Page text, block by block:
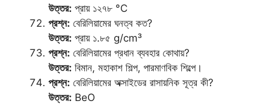
উত্তর: প্রায় ১২৭৮ °C
প্রশ্ন: বেরিলিয়ামের ঘনত্ব কত?
উত্তর: প্রায় ১.৮৫ g/cm³
প্রশ্ন: বেরিলিয়ামের প্রধান ব্যবহার কোথায়?
উত্তর: বিমান, মহাকাশ শিল্প, পারমাণবিক শিল্পে।
প্রশ্ন: বেরিলিয়ামের অক্সাইডের রাসায়নিক সূত্র কী?
উত্তর: BeO